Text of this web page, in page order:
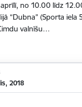
no 10.00 līdz
“Dubna” (Sporta iela
valnīšu…
2018